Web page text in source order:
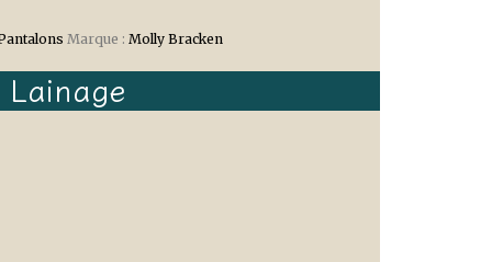
Marque : Molly Bracken